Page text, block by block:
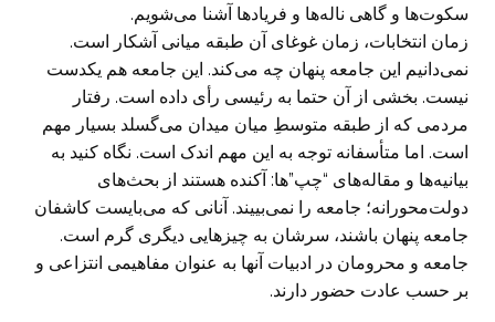
سکوت‌ها و گاهی ناله‌ها و فریادها آشنا می‌شویم.
زمان انتخابات، زمان غوغای آن طبقه میانی آشکار است.
نمی‌دانیم این جامعه پنهان چه می‌کند. این جامعه هم یکدست
نیست. بخشی از آن حتما به رئیسی رأی داده است. رفتار
مردمی که از طبقه متوسطِ میان میدان می‌گسلد بسیار مهم
است. اما متأسفانه توجه به این مهم اندک است. نگاه کنید به
بیانیه‌ها و مقاله‌های “چپ”ها: آکنده هستند از بحث‌های
دولت‌محورانه؛ جامعه را نمی‌بییند. آنانی که می‌بایست کاشفان
جامعه پنهان باشند، سرشان به چیزهایی دیگری گرم است.
جامعه و محرومان در ادبیات آنها به عنوان مفاهیمی انتزاعی و
بر حسب عادت حضور دارند.